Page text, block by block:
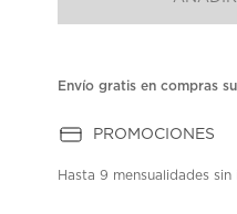
Envío gratis en compras
PROMOCIONES
Hasta9 mensualidades sin